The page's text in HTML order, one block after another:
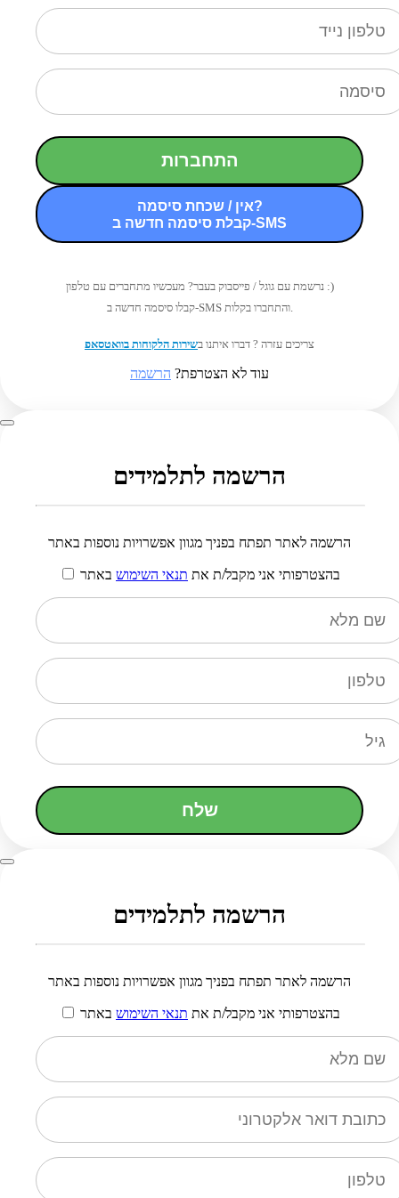
התחברות
אין / שכחת סיסמה?
קבלת סיסמה חדשה ב-SMS
נרשמת עם גוגל / פייסבוק בעבר? מעכשיו מתחברים עם טלפון :)
קבלו סיסמה חדשה ב-SMS והתחברו בקלות.
צריכים עזרה ? דברו איתנו בשירות הלקוחות בוואטסאפ
עוד לא הצטרפת? הרשמה
הרשמה לתלמידים
הרשמה לאתר תפתח בפניך מגוון אפשרויות נוספות באתר
בהצטרפותי אני מקבל/ת את תנאי השימוש באתר
שלח
הרשמה לתלמידים
הרשמה לאתר תפתח בפניך מגוון אפשרויות נוספות באתר
בהצטרפותי אני מקבל/ת את תנאי השימוש באתר